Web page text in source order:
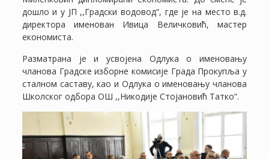
дошло и у ЈП ,,Градски водовод“, где је на место в.д.
директора именован Ивица Величковић, мастер
економиста.
Разматрана је и усвојена Одлука о именовању
чланова Градске изборне комисије Града Прокупља у
сталном саставу, као и Одлука о именовању чланова
Школског одбора ОШ ,,Никодије Стојановић Татко“.